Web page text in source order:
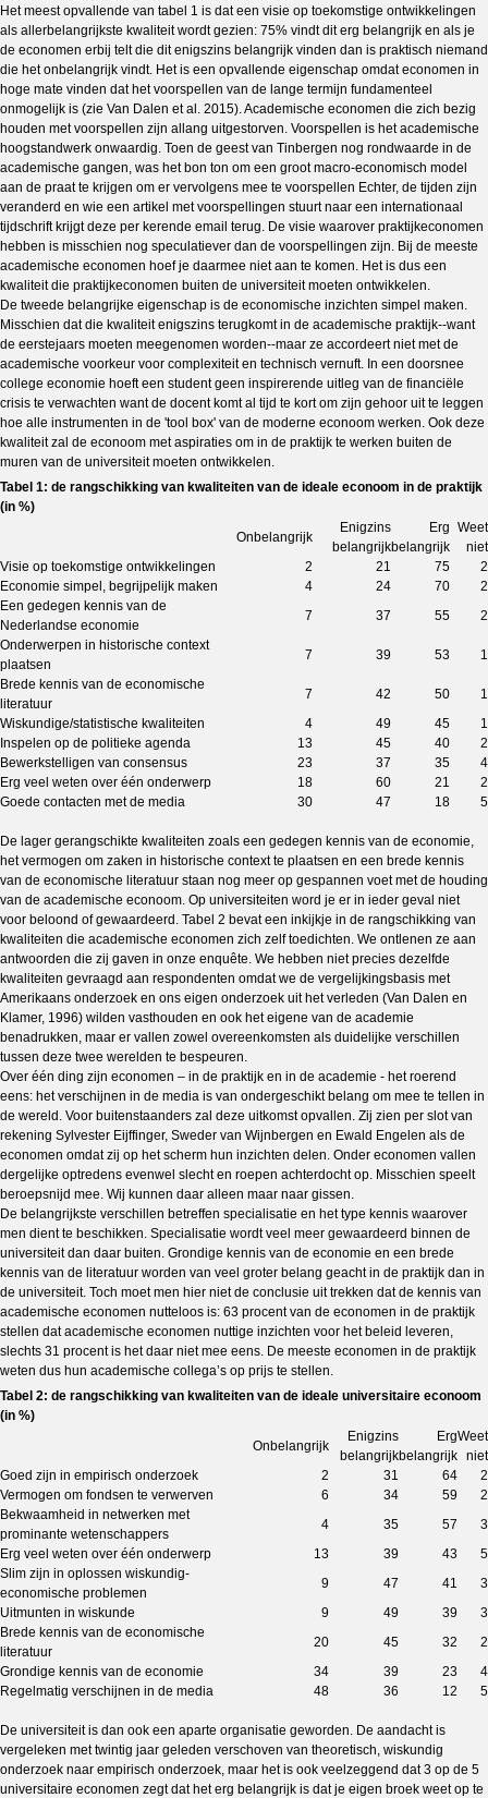
Het meest opvallende van tabel 1 is dat een visie op toekomstige ontwikkelingen
als allerbelangrijkste kwaliteit wordt gezien: 75% vindt dit erg belangrijk en als je
de economen erbij telt die dit enigszins belangrijk vinden dan is praktisch niemand
die het onbelangrijk vindt. Het is een opvallende eigenschap omdat economen in
hoge mate vinden dat het voorspellen van de lange termijn fundamenteel
onmogelijk is (zie Van Dalen et al. 2015). Academische economen die zich bezig
houden met voorspellen zijn allang uitgestorven. Voorspellen is het academische
hoogstandwerk onwaardig. Toen de geest van Tinbergen nog rondwaarde in de
academische gangen, was het bon ton om een groot macro-economisch model
aan de praat te krijgen om er vervolgens mee te voorspellen Echter, de tijden zijn
veranderd en wie een artikel met voorspellingen stuurt naar een internationaal
tijdschrift krijgt deze per kerende email terug. De visie waarover praktijkeconomen
hebben is misschien nog speculatiever dan de voorspellingen zijn. Bij de meeste
academische economen hoef je daarmee niet aan te komen. Het is dus een
kwaliteit die praktijkeconomen buiten de universiteit moeten ontwikkelen.
De tweede belangrijke eigenschap is de economische inzichten simpel maken.
Misschien dat die kwaliteit enigszins terugkomt in de academische praktijk--want
de eerstejaars moeten meegenomen worden--maar ze accordeert niet met de
academische voorkeur voor complexiteit en technisch vernuft. In een doorsnee
college economie hoeft een student geen inspirerende uitleg van de financiële
crisis te verwachten want de docent komt al tijd te kort om zijn gehoor uit te leggen
hoe alle instrumenten in de 'tool box' van de moderne econoom werken. Ook deze
kwaliteit zal de econoom met aspiraties om in de praktijk te werken buiten de
muren van de universiteit moeten ontwikkelen.
Tabel 1: de rangschikking van kwaliteiten van de ideale econoom in de praktijk
(in %)
Onbelangrijk
Enigzins
belangrijk
Erg
belangrijk
Weet
niet
Visie op toekomstige ontwikkelingen
2 21 75
2
Economie simpel, begrijpelijk maken
4 24 70
2
Een gedegen kennis van de
Nederlandse economie
7 37 55
2
Onderwerpen in historische context
plaatsen
7 39 53
1
Brede kennis van de economische
literatuur
7 42 50
1
Wiskundige/statistische kwaliteiten
4 49 45
1
Inspelen op de politieke agenda
13 45 40
2
Bewerkstelligen van consensus
23 37 35
4
Erg veel weten over één onderwerp
18 60 21
2
Goede contacten met de media
30 47 18 5
De lager gerangschikte kwaliteiten zoals een gedegen kennis van de economie,
het vermogen om zaken in historische context te plaatsen en een brede kennis
van de economische literatuur staan nog meer op gespannen voet met de houding
van de academische econoom. Op universiteiten word je er in ieder geval niet
voor beloond of gewaardeerd. Tabel 2 bevat een inkijkje in de rangschikking van
kwaliteiten die academische economen zich zelf toedichten. We ontlenen ze aan
antwoorden die zij gaven in onze enquête. We hebben niet precies dezelfde
kwaliteiten gevraagd aan respondenten omdat we de vergelijkingsbasis met
Amerikaans onderzoek en ons eigen onderzoek uit het verleden (Van Dalen en
Klamer, 1996) wilden vasthouden en ook het eigene van de academie
benadrukken, maar er vallen zowel overeenkomsten als duidelijke verschillen
tussen deze twee werelden te bespeuren.
Over één ding zijn economen – in de praktijk en in de academie - het roerend
eens: het verschijnen in de media is van ondergeschikt belang om mee te tellen in
de wereld. Voor buitenstaanders zal deze uitkomst opvallen. Zij zien per slot van
rekening Sylvester Eijffinger, Sweder van Wijnbergen en Ewald Engelen als de
economen omdat zij op het scherm hun inzichten delen. Onder economen vallen
dergelijke optredens evenwel slecht en roepen achterdocht op. Misschien speelt
beroepsnijd mee. Wij kunnen daar alleen maar naar gissen.
De belangrijkste verschillen betreffen specialisatie en het type kennis waarover
men dient te beschikken. Specialisatie wordt veel meer gewaardeerd binnen de
universiteit dan daar buiten. Grondige kennis van de economie en een brede
kennis van de literatuur worden van veel groter belang geacht in de praktijk dan in
de universiteit. Toch moet men hier niet de conclusie uit trekken dat de kennis van
academische economen nutteloos is: 63 procent van de economen in de praktijk
stellen dat academische economen nuttige inzichten voor het beleid leveren,
slechts 31 procent is het daar niet mee eens. De meeste economen in de praktijk
weten dus hun academische collega’s op prijs te stellen.
Tabel 2: de rangschikking van kwaliteiten van de ideale universitaire econoom
(in %)
Onbelangrijk
Enigzins
belangrijk
Erg
belangrijk
Weet
niet
Goed zijn in empirisch onderzoek
2 31 64
2
Vermogen om fondsen te verwerven
6 34 59
2
Bekwaamheid in netwerken met
prominante wetenschappers
4 35 57
3
Erg veel weten over één onderwerp
13 39 43
5
Slim zijn in oplossen wiskundig-
economische problemen
9 47 41
3
Uitmunten in wiskunde
9 49 39
3
Brede kennis van de economische
literatuur
20 45 32
2
Grondige kennis van de economie
34 39 23
4
Regelmatig verschijnen in de media
48 36 12 5
De universiteit is dan ook een aparte organisatie geworden. De aandacht is
vergeleken met twintig jaar geleden verschoven van theoretisch, wiskundig
onderzoek naar empirisch onderzoek, maar het is ook veelzeggend dat 3 op de 5
universitaire economen zegt dat het erg belangrijk is dat je eigen broek weet op te